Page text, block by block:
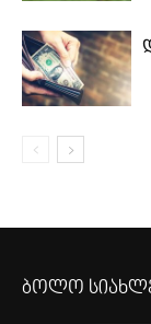
ბოლო